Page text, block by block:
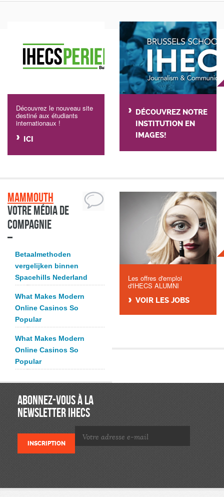
Découvrez le nouveau site
destiné aux étudiants
internationaux !
ICI
DÉCOUVREZ NOTRE
INSTITUTION EN
IMAGES!
Mammouth
Votre média de
compagnie
Betaalmethoden
vergelijken binnen
Spacehills Nederland
What Makes Modern
Online Casinos So
Popular
What Makes Modern
Online Casinos So
Popular
Les offres d'emploi
d'IHECS ALUMNI
VOIR LES JOBS
ABONNEZ-VOUS À LA
NEWSLETTER IHECS